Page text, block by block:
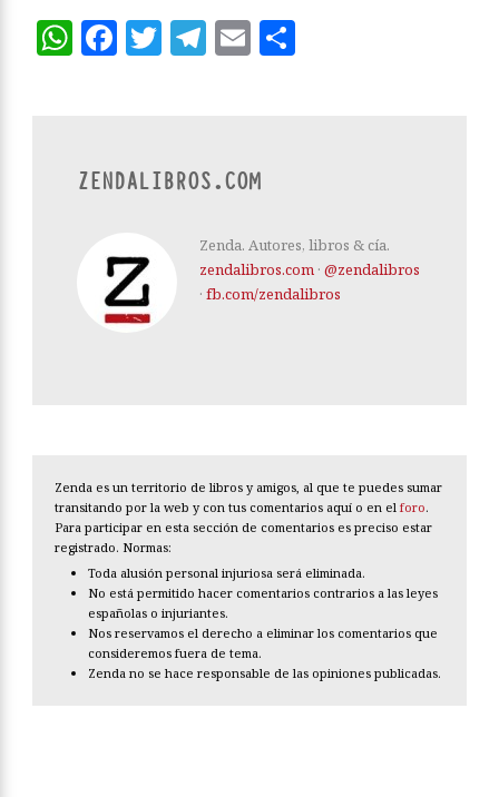
WhatsApp
Facebook
Twitter
Telegram
Email
ZENDALIBROS.COM
Zenda. Autores, libros & cía.
zendalibros.com · @zendalibros
· fb.com/zendalibros
Zenda es un territorio de libros y amigos, al que te puedes sumar
transitando por la web y con tus comentarios aquí o en el foro.
Para participar en esta sección de comentarios es preciso estar
registrado. Normas:
Toda alusión personal injuriosa será eliminada.
No está permitido hacer comentarios contrarios a las leyes
españolas o injuriantes.
Nos reservamos el derecho a eliminar los comentarios que
consideremos fuera de tema.
Zenda no se hace responsable de las opiniones publicadas.